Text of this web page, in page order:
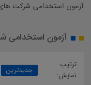
آزمون استخدامی شرکت
آزمون استخدامی
ترتیب
نمایش:
جدیدترین